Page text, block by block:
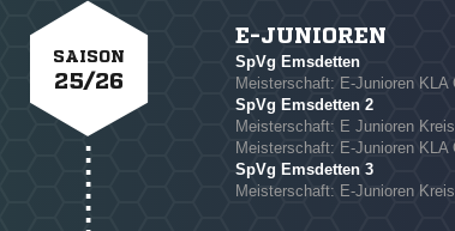
NACHRICHT
SAISON
25/26
E-JUNIOREN
SpVg Emsdetten
Meisterschaft: E-Junioren KLA
SpVg Emsdetten 2
Meisterschaft: E Junioren
Meisterschaft: E-Junioren KLA
SpVg Emsdetten 3
Meisterschaft: E-Junioren